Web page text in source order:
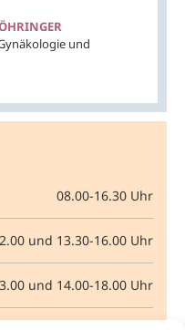
und
08.00-16.30 Uhr
und 13.30-16.00 Uhr
und 14.00-18.00 Uhr